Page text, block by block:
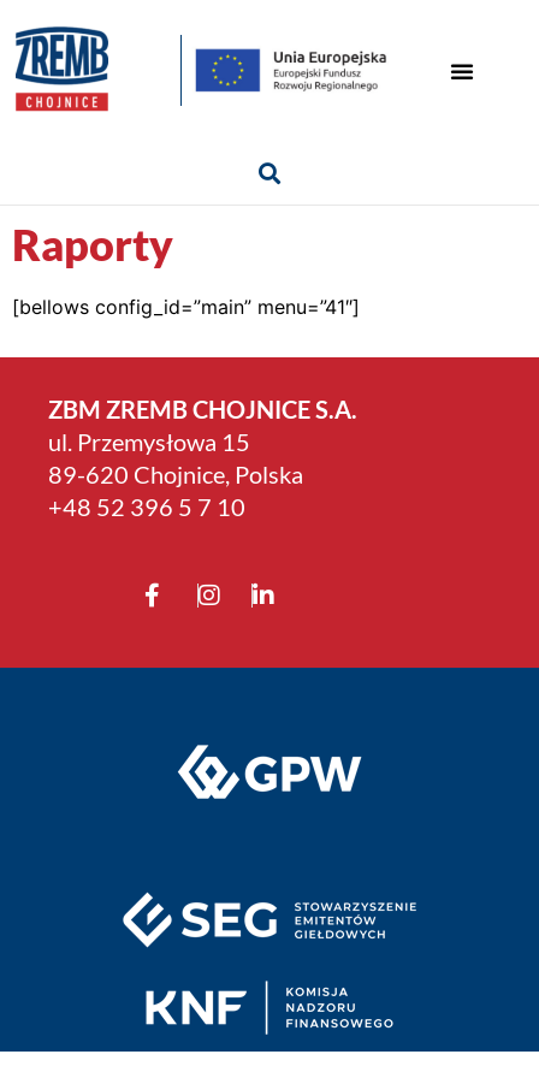
Raporty
[bellows config_id=”main” menu=”41″]
ZBM ZREMB CHOJNICE S.A.
ul. Przemysłowa 15
89-620 Chojnice, Polska
+4­8 52 396 5 7 10